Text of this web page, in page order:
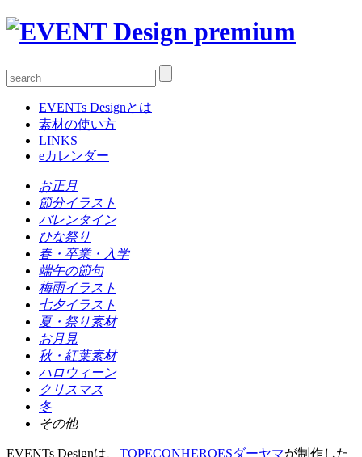
EVENTs Designとは
素材の使い方
LINKS
eカレンダー
お正月
節分イラスト
バレンタイン
ひな祭り
春・卒業・入学
端午の節句
梅雨イラスト
七夕イラスト
夏・祭り素材
お月見
秋・紅葉素材
ハロウィーン
クリスマス
冬
その他
EVENTs Designは、 TOPECONHEROESダーヤマが制作した